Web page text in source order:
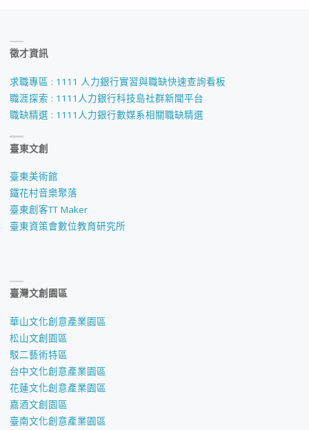
徵才資訊
求職專區 : 1111 人力銀行實習與職缺快速查詢看板
職涯探索 : 1111人力銀行科技島社群新聞平台
職缺精選 : 1111人力銀行數媒系相關職缺精選
臺東文創
臺東美術館
鐵花村音樂聚落
臺東創客TT Maker
臺東資策會數位教育研究所
臺灣文創園區
華山文化創意產業園區
松山文創園區
駁二藝術特區
台中文化創意產業園區
花蓮文化創意產業園區
嘉酒文創園區
臺南文化創意產業園區